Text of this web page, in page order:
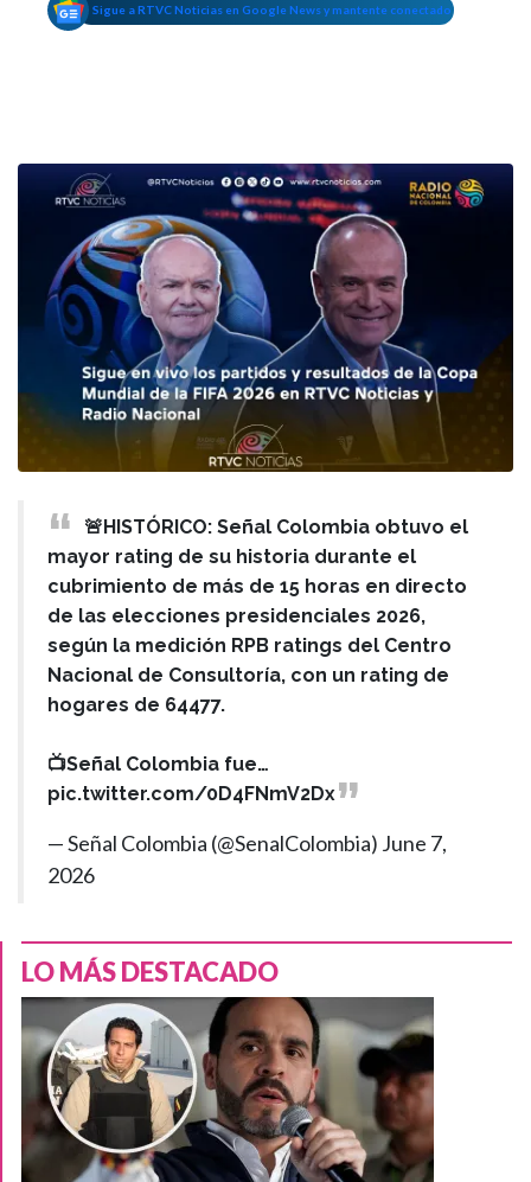
Sigue a RTVC Noticias en Google News y mantente conectado
🚨HISTÓRICO: Señal Colombia obtuvo el
mayor rating de su historia durante el
cubrimiento de más de 15 horas en directo
de las elecciones presidenciales 2026,
según la medición RPB ratings del Centro
Nacional de Consultoría, con un rating de
hogares de 64477.
📺Señal Colombia fue…
pic.twitter.com/0D4FNmV2Dx
— Señal Colombia (@SenalColombia) June 7,
2026
LO MÁS DESTACADO